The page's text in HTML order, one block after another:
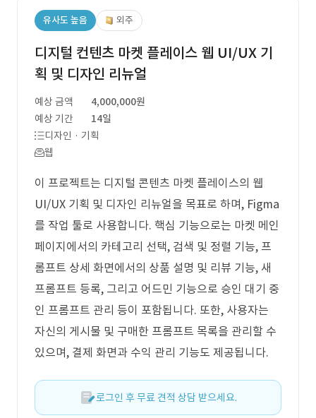
유사도 높음 외주
디지털 컨텐츠 마켓 플레이스 웹 UI/UX 기
획 및 디자인 리뉴얼
예상 금액
4,000,000원
예상 기간
14일
디자인 · 기획
웹
이 프로젝트는 디지털 콘텐츠 마켓 플레이스의 웹
UI/UX 기획 및 디자인 리뉴얼을 목표로 하며, Figma
를 작업 툴로 사용합니다. 핵심 기능으로는 마켓 메인
페이지에서의 카테고리 선택, 검색 및 정렬 기능, 프
롬프트 상세 화면에서의 상품 설명 및 리뷰 기능, 새
프롬프트 등록, 그리고 어드민 기능으로 승인 대기 중
인 프롬프트 관리 등이 포함됩니다. 또한, 사용자는
자신의 게시물 및 구매한 프롬프트 목록을 관리할 수
있으며, 결제 화면과 수익 관리 기능도 제공됩니다.
로그인 후 무료 견적 상담 받으세요.